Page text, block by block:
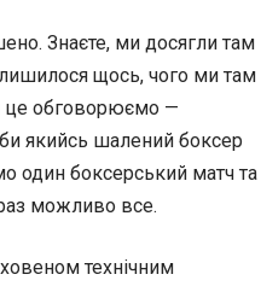
Знаєте, ми досягли там
щось, чого ми там
це обговорюємо —
якийсь шалений боксер
один боксерський матч та
можливо все.
технічним